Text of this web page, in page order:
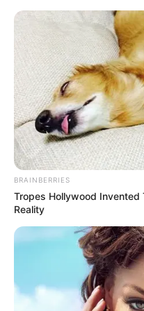
Saalfeld -
Saalfeld
«zurück
BRAINBERRIES
Tropes Hollywood Invented
Reality